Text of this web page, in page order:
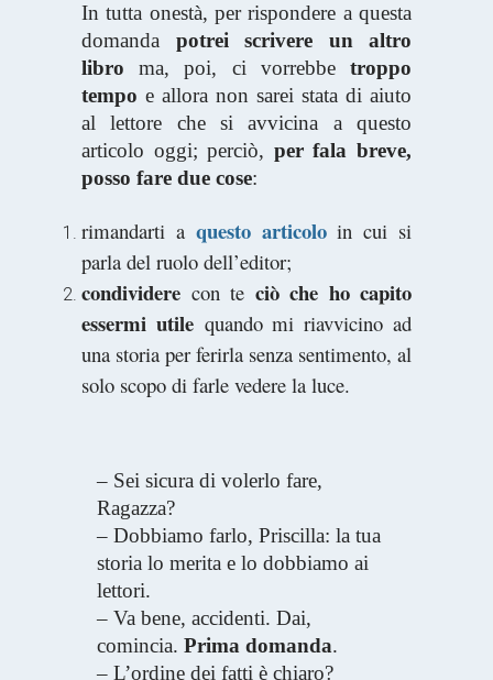
In tutta onestà, per rispondere a questa
domanda potrei scrivere un altro
libro ma, poi, ci vorrebbe troppo
tempo e allora non sarei stata di aiuto
al lettore che si avvicina a questo
articolo oggi; perciò, per fala breve,
posso fare due cose:
rimandarti a questo articoloin cui si
parla del ruolo dell’editor;
condividere con te ciò che ho capito
essermi utilequando mi riavvicino ad
una storia per ferirla senza sentimento, al
solo scopo di farle vedere la luce.
– Sei sicura di volerlo fare,
Ragazza?
– Dobbiamo farlo, Priscilla: la tua
storia lo merita e lo dobbiamo ai
lettori.
– Va bene, accidenti. Dai,
comincia. Prima domanda.
– L’ordine dei fatti è chiaro?